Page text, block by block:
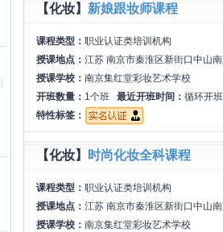
【化妆】 新娘跟妆师课程
课程类型： 职业认证类培训机构
授课地点： 江苏 南京市秦淮区新街口中山
授课学校： 南京集红堂彩妆艺术学校
开班数量： 1个班 最近开班时间： 循环开班
特性标签：
【化妆】 时尚化妆全科课程
课程类型： 职业认证类培训机构
授课地点： 江苏 南京市秦淮区新街口中山
授课学校： 南京集红堂彩妆艺术学校